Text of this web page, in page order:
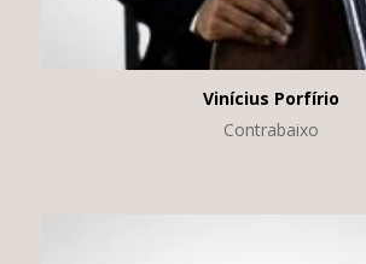
Vinícius Porfírio
Contrabaixo